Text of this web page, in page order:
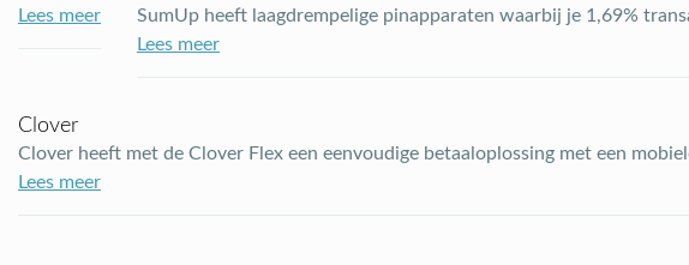
Lees meer
SumUp heeft laagdrempelige pinapparaten waarbij je 1,69%
Lees meer
Clover
Clover heeft met de Clover Flex een eenvoudige betaaloplossing met een
Lees meer